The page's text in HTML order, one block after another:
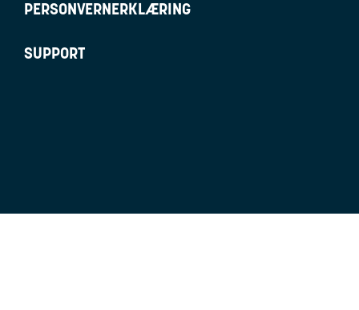
PERSONVERNERKLÆRING
SUPPORT